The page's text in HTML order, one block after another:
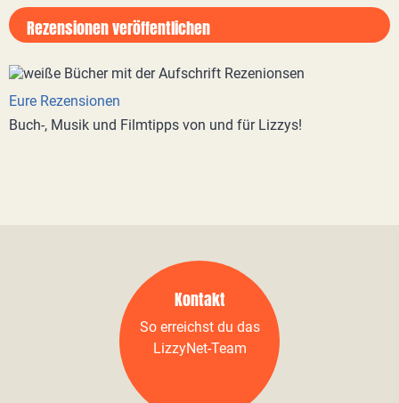
Rezensionen veröffentlichen
Eure Rezensionen
Buch-, Musik und Filmtipps von und für Lizzys!
Kontakt
So erreichst du das
LizzyNet-Team